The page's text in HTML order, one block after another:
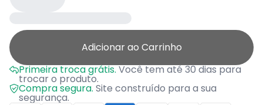
Adicionar ao Carrinho
Primeira troca grátis.Você tem até 30 dias para
trocar o produto.
Compra segura. Site construído para a sua
segurança.